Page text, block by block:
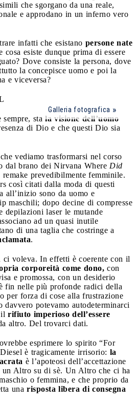
che sgorgano da una reale,
e approdano in un inferno vero
infatti che esistano persone nate
cosa esiste dunque prima di essere
Dove consiste la persona, dove
la concepisce uomo e poi la
e viceversa?
Galleria fotografica
sta la visione dell’uomo
di Dio e che questi Dio sia
vediamo trasformarsi nel corso
dal brano dei Nirvana Where Did
remake prevedibilmente femminile.
così citati dalla moda di questi
all’inizio sono da uomo e
maschili; dopo decine di compresse
depilazioni laser le mutande
ad un quasi inutile
di una taglia che costringe a
.
ci voleva. In effetti è coerente con il
corporeità come dono, con
e promossa, con un desiderio
fin nelle più profonde radici della
per forza di cose alla frustrazione
davvero potevamo autodeterminarci
rifiuto imperioso dell’essere
altro. Del trovarci dati.
esprimere lo spirito “For
è tragicamente irrisorio: la
è l’apoteosi dell’accettazione
un Altro su di sè. Un Altro che ci ha
o femmina, e che proprio da
una risposta libera di consegna